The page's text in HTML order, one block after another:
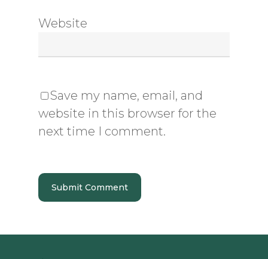
Website
Save my name, email, and
website in this browser for the
next time I comment.